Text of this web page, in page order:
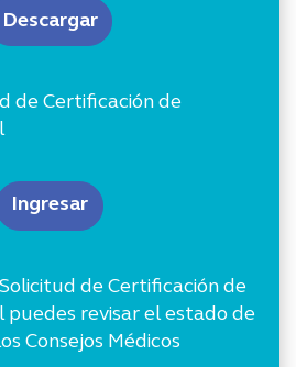
Descargar
de Certificación de
Ingresar
de Certificación de
puedes revisar el estado de
Consejos Médicos